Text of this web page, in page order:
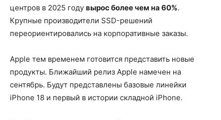
центров в 2025 году вырос более чем на 60%.
Крупные производители SSD-решений
переориентировались на корпоративные заказы.
Apple тем временем готовится представить новые
продукты. Ближайший релиз Apple намечен на
сентябрь. Будут представлены базовые линейки
iPhone 18 и первый в истории складной iPhone.